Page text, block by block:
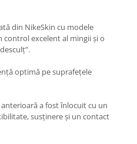
din NikeSkin cu modele
excelent al mingii și o
optimă pe suprafețele
a fost înlocuit cu un
susținere și un contact